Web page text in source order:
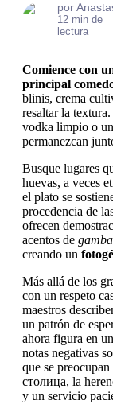
por
12 min de
lectura
Comience con
principal
blinis, crema
resaltar la
vodka limpio o
permanezcan
Busque lugares
huevas, a veces
el plato se
procedencia de
ofrecen
acentos de gamba
creando un
Más allá de los
con un respeto
maestros
un patrón de
ahora figura en
notas negativas
que se
столица, la
y un servicio